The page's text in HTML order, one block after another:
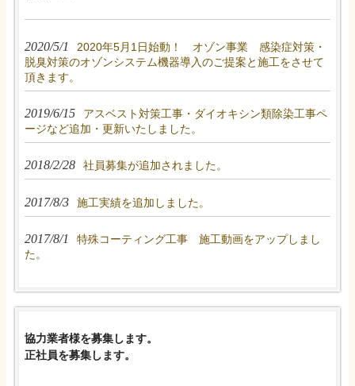
2020/5/1
2020年5月1日始動！ オゾン事業 感染症対策・
脱臭対策のオゾンシステム機器導入のご提案と施工をさせて
頂きます。
2019/6/15
アスベスト対策工事・ダイオキシン類除染工事ペ
ージなど追加・更新いたしました。
2018/2/28 社員募集が追加されました。
2017/8/3 施工実績を追加しました。
2017/8/1
特殊コーティング工事 施工動画をアップしまし
た。
協力業者様を募集します。
正社員を募集します。